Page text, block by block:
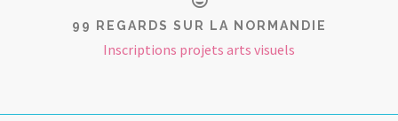
99 REGARDS SUR LA NORMANDIE
Inscriptions projets arts visuels